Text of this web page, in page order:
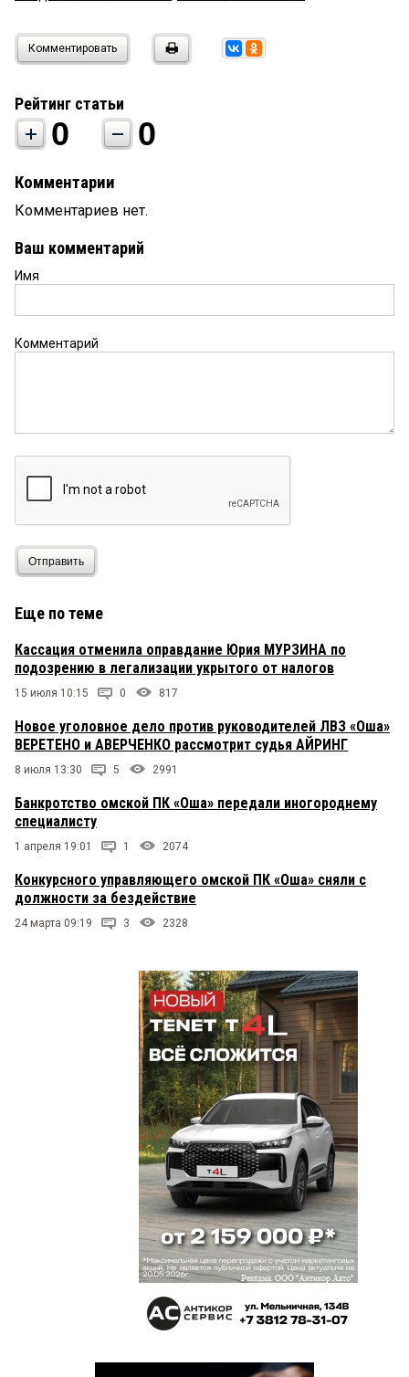
Комментировать
Рейтинг статьи
0 0
Комментарии
Комментариев нет.
Ваш комментарий
Имя
Комментарий
Отправить
Еще по теме
Кассация отменила оправдание Юрия МУРЗИНА по
подозрению в легализации укрытого от налогов
15 июля 10:15 0 817
Новое уголовное дело против руководителей ЛВЗ «Оша»
ВЕРЕТЕНО и АВЕРЧЕНКО рассмотрит судья АЙРИНГ
8 июля 13:30 5 2991
Банкротство омской ПК «Оша» передали иногороднему
специалисту
1 апреля 19:01 1 2074
Конкурсного управляющего омской ПК «Оша» сняли с
должности за бездействие
24 марта 09:19 3 2328